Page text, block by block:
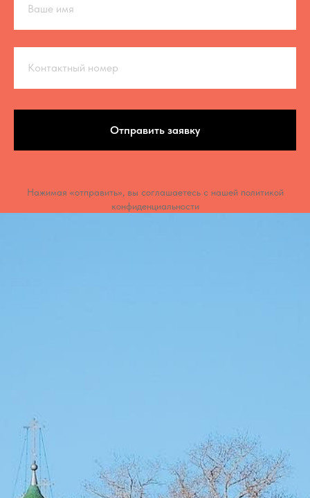
Ваше имя
Контактный номер
Отправить заявку
Нажимая «отправить», вы соглашаетесь с нашей политикой
конфиденциальности